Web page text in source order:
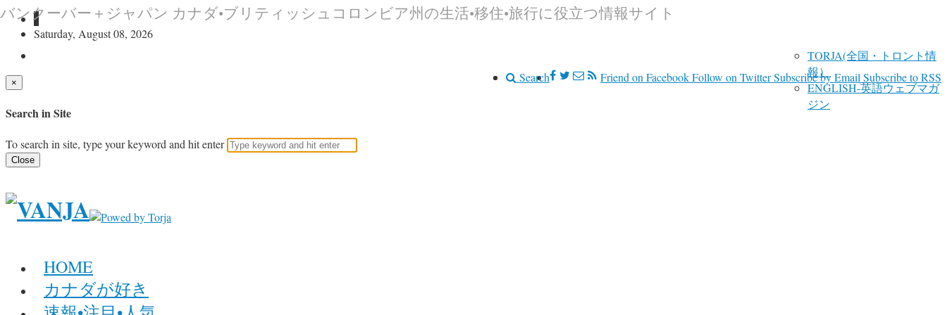
Saturday, August 08, 2026
TORJA(全国・トロント情
報）
ENGLISH-英語ウェブマガ
ジン
Friend on FacebookFollow on TwitterSubscribe by Email Subscribe to RSS
Search
×
Search in Site
To search in site, type your keyword and hit enter
Close
バンクーバー＋ジャパン カナダ•ブリティッシュコロンビア州の生活•移住•旅行に役立つ情報サイト
HOME
カナダが好き